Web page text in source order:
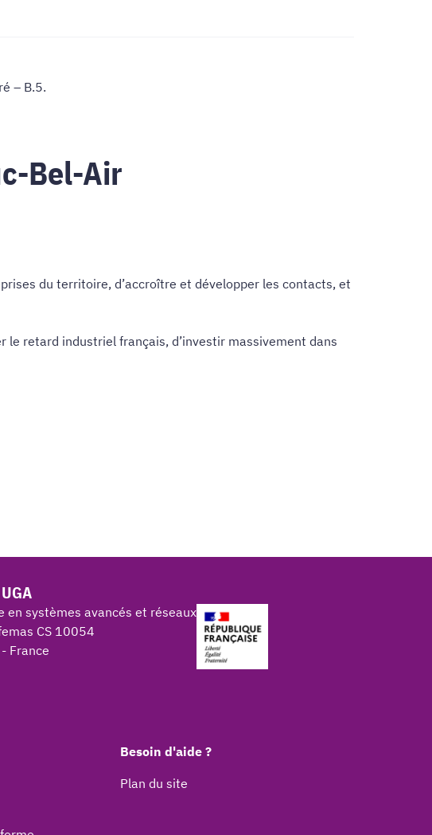
– B.5.
Bel-Air
du territoire, d’accroître et développer les contacts, et
retard industriel français, d’investir massivement dans
en systèmes avancés et réseaux
CS 10054
France
Besoin d'aide ?
Plan du site